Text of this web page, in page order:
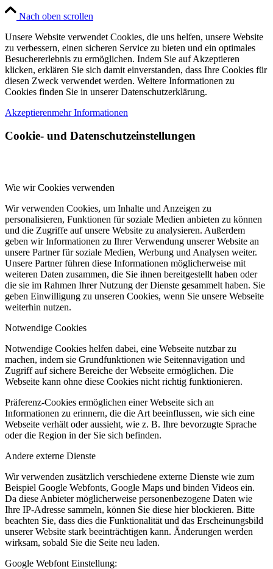
Nach oben scrollen
Unsere Website verwendet Cookies, die uns helfen, unsere Website
zu verbessern, einen sicheren Service zu bieten und ein optimales
Besuchererlebnis zu ermöglichen. Indem Sie auf Akzeptieren
klicken, erklären Sie sich damit einverstanden, dass Ihre Cookies für
diesen Zweck verwendet werden. Weitere Informationen zu
Cookies finden Sie in unserer Datenschutzerklärung.
Akzeptierenmehr Informationen
Cookie- und Datenschutzeinstellungen
Wie wir Cookies verwenden
Wir verwenden Cookies, um Inhalte und Anzeigen zu
personalisieren, Funktionen für soziale Medien anbieten zu können
und die Zugriffe auf unsere Website zu analysieren. Außerdem
geben wir Informationen zu Ihrer Verwendung unserer Website an
unsere Partner für soziale Medien, Werbung und Analysen weiter.
Unsere Partner führen diese Informationen möglicherweise mit
weiteren Daten zusammen, die Sie ihnen bereitgestellt haben oder
die sie im Rahmen Ihrer Nutzung der Dienste gesammelt haben. Sie
geben Einwilligung zu unseren Cookies, wenn Sie unsere Webseite
weiterhin nutzen.
Notwendige Cookies
Notwendige Cookies helfen dabei, eine Webseite nutzbar zu
machen, indem sie Grundfunktionen wie Seitennavigation und
Zugriff auf sichere Bereiche der Webseite ermöglichen. Die
Webseite kann ohne diese Cookies nicht richtig funktionieren.
Präferenz-Cookies ermöglichen einer Webseite sich an
Informationen zu erinnern, die die Art beeinflussen, wie sich eine
Webseite verhält oder aussieht, wie z. B. Ihre bevorzugte Sprache
oder die Region in der Sie sich befinden.
Andere externe Dienste
Wir verwenden zusätzlich verschiedene externe Dienste wie zum
Beispiel Google Webfonts, Google Maps und binden Videos ein.
Da diese Anbieter möglicherweise personenbezogene Daten wie
Ihre IP-Adresse sammeln, können Sie diese hier blockieren. Bitte
beachten Sie, dass dies die Funktionalität und das Erscheinungsbild
unserer Website stark beeinträchtigen kann. Änderungen werden
wirksam, sobald Sie die Seite neu laden.
Google Webfont Einstellung: